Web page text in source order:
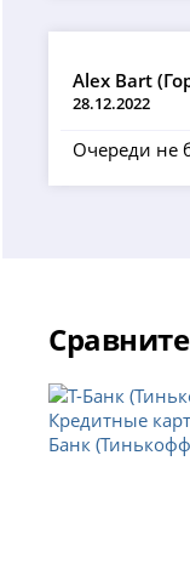
Alex Bart
28.12.2022
Очереди не
Кредитные
Банк